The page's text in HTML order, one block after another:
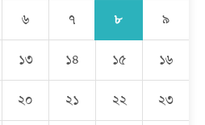
আয়োজন: একত্রে ঈদের জামাতে পুরো গ্রাম
মানবাধিকার সংস্থার ইফতার
৬ ৭ ৮ ৯
১৩ ১৪ ১৫ ১৬
২০ ২১ ২২ ২৩